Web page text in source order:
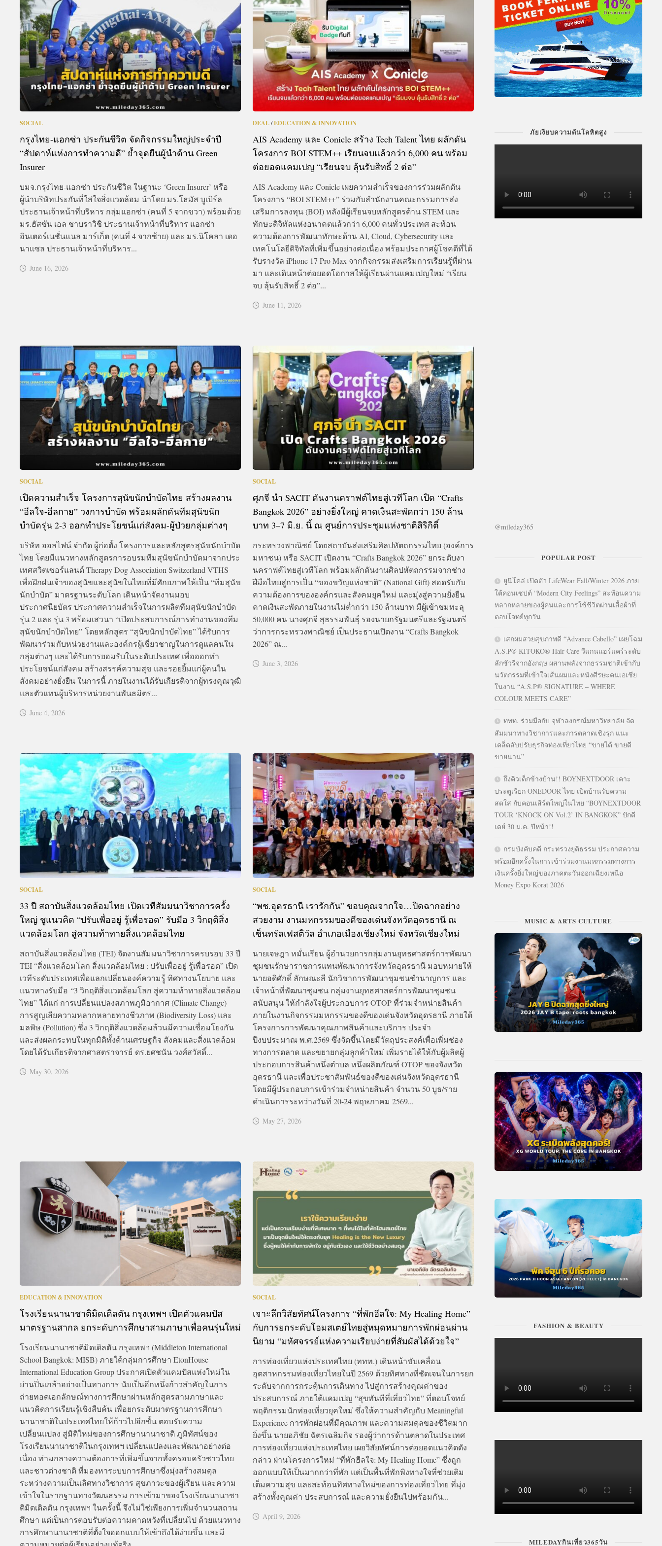
ACTIVITIES
&
EVENT
DEAL
SOCIAL
กรุงไทย-แอกซ่า ประกันชีวิต จัดกิจกรรมใหญ่ประจำปี
“สัปดาห์แห่งการทำความดี” ย้ำจุดยืนผู้นำด้าน Green
Insurer
บมจ.กรุงไทย-แอกซ่า ประกันชีวิต ในฐานะ ‘Green Insurer’ หรือ
ผู้นำบริษัทประกันที่ใส่ใจสิ่งแวดล้อม นำโดย มร.โธมัส บูเบิร์ล
ประธานเจ้าหน้าที่บริหาร กลุ่มแอกซ่า (คนที่ 5 จากขวา) พร้อมด้วย
มร.ฮัสซัน เอล ชาบราวิชิ ประธานเจ้าหน้าที่บริหาร แอกซ่า
อินเตอร์เนชั่นแนล มาร์เก็ต (คนที่ 4 จากซ้าย) และ มร.นิโคลา เดอ
นาแซล ประธานเจ้าหน้าที่บริหาร...
June 16, 2026
DEAL/EDUCATION & INNOVATION
AIS Academy และ Conicle สร้าง Tech Talent ไทย ผลักดัน
โครงการ BOI STEM++ เรียนจบแล้วกว่า 6,000 คน พร้อม
ต่อยอดแคมเปญ “เรียนจบ ลุ้นรับสิทธิ์ 2 ต่อ”
AIS Academy และ Conicle เผยความสำเร็จของการร่วมผลักดัน
โครงการ “BOI STEM++” ร่วมกับสำนักงานคณะกรรมการส่ง
เสริมการลงทุน (BOI) หลังมีผู้เรียนจบหลักสูตรด้าน STEM และ
ทักษะดิจิทัลแห่งอนาคตแล้วกว่า 6,000 คนทั่วประเทศ สะท้อน
ความต้องการพัฒนาทักษะด้าน AI, Cloud, Cybersecurity และ
เทคโนโลยีดิจิทัลที่เพิ่มขึ้นอย่างต่อเนื่อง พร้อมประกาศผู้โชคดีที่ได้
รับรางวัล iPhone 17 Pro Max จากกิจกรรมส่งเสริมการเรียนรู้ที่ผ่าน
มา และเดินหน้าต่อยอดโอกาสให้ผู้เรียนผ่านแคมเปญใหม่ “เรียน
จบ ลุ้นรับสิทธิ์ 2 ต่อ”...
June 11, 2026
SOCIAL
เปิดความสำเร็จ โครงการสุนัขนักบำบัดไทย สร้างผลงาน
“ฮีลใจ-ฮีลกาย” วงการบำบัด พร้อมผลักดันทีมสุนัขนัก
บำบัดรุ่น 2-3 ออกทำประโยชน์แก่สังคม-ผู้ป่วยกลุ่มต่างๆ
บริษัท ออลไฟน์ จำกัด ผู้ก่อตั้ง โครงการและหลักสูตรสุนัขนักบำบัด
ไทย โดยมีแนวทางหลักสูตรการอบรมทีมสุนัขนักบำบัดมาจากประ
เทศสวิตเซอร์แลนด์ Therapy Dog Association Switzerland VTHS
เพื่อฝึกฝนเจ้าของสุนัขและสุนัขในไทยที่มีศักยภาพให้เป็น “ทีมสุนัข
นักบำบัด” มาตรฐานระดับโลก เดินหน้าจัดงานมอบ
ประกาศนียบัตร ประกาศความสำเร็จในการผลิตทีมสุนัขนักบำบัด
รุ่น 2 และ รุ่น 3 พร้อมเสวนา “เปิดประสบการณ์การทำงานของทีม
สุนัขนักบำบัดไทย” โดยหลักสูตร “สุนัขนักบำบัดไทย” ได้รับการ
พัฒนาร่วมกับหน่วยงานและองค์กรผู้เชี่ยวชาญในการดูแลคนใน
กลุ่มต่างๆ และได้รับการยอมรับในระดับประเทศ เพื่อออกทำ
ประโยชน์แก่สังคม สร้างสรรค์ความสุข และรอยยิ้มแก่ผู้คนใน
สังคมอย่างยั่งยืน ในการนี้ ภายในงานได้รับเกียรติจากผู้ทรงคุณวุฒิ
และตัวแทนผู้บริหารหน่วยงานพันธมิตร...
June 4, 2026
SOCIAL
ศุภจี นำ SACIT ดันงานคราฟต์ไทยสู่เวทีโลก เปิด “Crafts
Bangkok 2026” อย่างยิ่งใหญ่ คาดเงินสะพัดกว่า 150 ล้าน
บาท 3–7 มิ.ย. นี้ ณ ศูนย์การประชุมแห่งชาติสิริกิติ์
กระทรวงพาณิชย์ โดยสถาบันส่งเสริมศิลปหัตถกรรมไทย (องค์การ
มหาชน) หรือ SACIT เปิดงาน “Crafts Bangkok 2026” ยกระดับงา
นคราฟต์ไทยสู่เวทีโลก พร้อมผลักดันงานศิลปหัตถกรรมจากช่าง
ฝีมือไทยสู่การเป็น “ของขวัญแห่งชาติ” (National Gift) สอดรับกับ
ความต้องการขององค์กรและสังคมยุคใหม่ และมุ่งสู่ความยั่งยืน
คาดเงินสะพัดภายในงานไม่ต่ำกว่า 150 ล้านบาท มีผู้เข้าชมทะลุ
50,000 คน นางศุภจี สุธรรมพันธุ์ รองนายกรัฐมนตรีและรัฐมนตรี
ว่าการกระทรวงพาณิชย์ เป็นประธานเปิดงาน “Crafts Bangkok
2026” ณ...
June 3, 2026
SOCIAL
33 ปี สถาบันสิ่งแวดล้อมไทย เปิดเวทีสัมมนาวิชาการครั้ง
ใหญ่ ชูแนวคิด “ปรับเพื่ออยู่ รู้เพื่อรอด” รับมือ 3 วิกฤติสิ่ง
แวดล้อมโลก สู่ความท้าทายสิ่งแวดล้อมไทย
สถาบันสิ่งแวดล้อมไทย (TEI) จัดงานสัมมนาวิชาการครบรอบ 33 ปี
TEI “สิ่งแวดล้อมโลก สิ่งแวดล้อมไทย : ปรับเพื่ออยู่ รู้เพื่อรอด” เปิด
เวทีระดับประเทศเพื่อแลกเปลี่ยนองค์ความรู้ ทิศทางนโยบาย และ
แนวทางรับมือ “3 วิกฤติสิ่งแวดล้อมโลก สู่ความท้าทายสิ่งแวดล้อม
ไทย” ได้แก่ การเปลี่ยนแปลงสภาพภูมิอากาศ (Climate Change)
การสูญเสียความหลากหลายทางชีวภาพ (Biodiversity Loss) และ
มลพิษ (Pollution) ซึ่ง 3 วิกฤติสิ่งแวดล้อมล้วนมีความเชื่อมโยงกัน
และส่งผลกระทบในทุกมิติทั้งด้านเศรษฐกิจ สังคมและสิ่งแวดล้อม
โดยได้รับเกียรติจากศาสตราจารย์ ดร.ยศชนัน วงศ์สวัสดิ์...
May 30, 2026
SOCIAL
“พช.อุดรธานี เรารักกัน” ขอบคุณจากใจ…ปิดฉากอย่าง
สวยงาม งานมหกรรมของดีของเด่นจังหวัดอุดรธานี ณ
เซ็นทรัลเฟสติวัล อำเภอเมืองเชียงใหม่ จังหวัดเชียงใหม่
นายเจษฎา หมั่นเรียน ผู้อำนวยการกลุ่มงานยุทธศาสตร์การพัฒนา
ชุมชนรักษาราชการแทนพัฒนาการจังหวัดอุดรธานี มอบหมายให้
นายอดิศักดิ์ ลักษณะสี นักวิชาการพัฒนาชุมชนชำนาญการ และ
เจ้าหน้าที่พัฒนาชุมชน กลุ่มงานยุทธศาสตร์การพัฒนาชุมชน
สนับสนุน ให้กำลังใจผู้ประกอบการ OTOP ที่ร่วมจำหน่ายสินค้า
ภายในงานกิจกรรมมหกรรมของดีของเด่นจังหวัดอุดรธานี ภายใต้
โครงการการพัฒนาคุณภาพสินค้าและบริการ ประจำ
ปีงบประมาณ พ.ศ.2569 ซึ่งจัดขึ้นโดยมีวัตถุประสงค์เพื่อเพิ่มช่อง
ทางการตลาด และขยายกลุ่มลูกค้าใหม่ เพิ่มรายได้ให้กับผู้ผลิตผู้
ประกอบการสินค้าหนึ่งตำบล หนึ่งผลิตภัณฑ์ OTOP ของจังหวัด
อุดรธานี และเพื่อประชาสัมพันธ์ของดีของเด่นจังหวัดอุดรธานี
โดยมีผู้ประกอบการเข้าร่วมจำหน่ายสินค้า จำนวน 50 บูธ/ราย
ดำเนินการระหว่างวันที่ 20-24 พฤษภาคม 2569...
May 27, 2026
EDUCATION & INNOVATION
โรงเรียนนานาชาติมิดเดิลตัน กรุงเทพฯ เปิดตัวแคมปัส
มาตรฐานสากล ยกระดับการศึกษาสามภาษาเพื่อคนรุ่นใหม่
โรงเรียนนานาชาติมิดเดิลตัน กรุงเทพฯ (Middleton International
School Bangkok: MISB) ภายใต้กลุ่มการศึกษา EtonHouse
International Education Group ประกาศเปิดตัวแคมปัสแห่งใหม่ใน
ย่านปิ่นเกล้าอย่างเป็นทางการ นับเป็นอีกหนึ่งก้าวสำคัญในการ
ถ่ายทอดเอกลักษณ์ทางการศึกษาผ่านหลักสูตรสามภาษาและ
แนวคิดการเรียนรู้เชิงสืบค้น เพื่อยกระดับมาตรฐานการศึกษา
นานาชาติในประเทศไทยให้ก้าวไปอีกขั้น ตอบรับความ
เปลี่ยนแปลง สู่มิติใหม่ของการศึกษานานาชาติ ภูมิทัศน์ของ
โรงเรียนนานาชาติในกรุงเทพฯ เปลี่ยนแปลงและพัฒนาอย่างต่อ
เนื่อง ท่ามกลางความต้องการที่เพิ่มขึ้นจากทั้งครอบครัวชาวไทย
และชาวต่างชาติ ที่มองหาระบบการศึกษาซึ่งมุ่งสร้างสมดุล
ระหว่างความเป็นเลิศทางวิชาการ สุขภาวะของผู้เรียน และความ
เข้าใจในรากฐานทางวัฒนธรรม การเข้ามาของโรงเรียนนานาชา
ติมิดเดิลตัน กรุงเทพฯ ในครั้งนี้ จึงไม่ใช่เพียงการเพิ่มจำนวนสถาน
ศึกษา แต่เป็นการตอบรับต่อความคาดหวังที่เปลี่ยนไป ด้วยแนวทาง
การศึกษานานาชาติที่ตั้งใจออกแบบให้เข้าถึงได้ง่ายขึ้น และมี
SOCIAL
เจาะลึกวิสัยทัศน์โครงการ “ที่พักฮีลใจ: My Healing Home”
กับการยกระดับโฮมสเตย์ไทยสู่หมุดหมายการพักผ่อนผ่าน
นิยาม “มหัศจรรย์แห่งความเรียบง่ายที่สัมผัสได้ด้วยใจ”
การท่องเที่ยวแห่งประเทศไทย (ททท.) เดินหน้าขับเคลื่อน
อุตสาหกรรมท่องเที่ยวไทยในปี 2569 ด้วยทิศทางที่ชัดเจนในการยก
ระดับจากการกระตุ้นการเดินทาง ไปสู่การสร้างคุณค่าของ
ประสบการณ์ ภายใต้แคมเปญ “สุขทันทีที่เที่ยวไทย” ที่ตอบโจทย์
พฤติกรรมนักท่องเที่ยวยุคใหม่ ซึ่งให้ความสำคัญกับ Meaningful
Experience การพักผ่อนที่มีคุณภาพ และความสมดุลของชีวิตมาก
ยิ่งขึ้น นายอภิชัย ฉัตรเฉลิมกิจ รองผู้ว่าการด้านตลาดในประเทศ
การท่องเที่ยวแห่งประเทศไทย เผยวิสัยทัศน์การต่อยอดแนวคิดดัง
กล่าว ผ่านโครงการใหม่ “ที่พักฮีลใจ: My Healing Home” ซึ่งถูก
ออกแบบให้เป็นมากกว่าที่พัก แต่เป็นพื้นที่พักพิงทางใจที่ช่วยเติม
เต็มความสุข และสะท้อนทิศทางใหม่ของการท่องเที่ยวไทย ที่มุ่ง
สร้างทั้งคุณค่า ประสบการณ์ และความยั่งยืนไปพร้อมกัน...
April 9, 2026
ภัยเงียบความดันโลหิตสูง
@mileday365
POPULAR POST
ยูนิโคล่ เปิดตัว LifeWear Fall/Winter 2026 ภาย
ใต้คอนเซปต์ “Modern City Feelings” สะท้อนความ
หลากหลายของผู้คนและการใช้ชีวิตผ่านเสื้อผ้าที่
ตอบโจทย์ทุกวัน
เสกผมสวยสุขภาพดี “Advance Cabello” เผยโฉม
A.S.P® KITOKO® Hair Care วีแกนแฮร์แคร์ระดับ
ลักชัวรีจากอังกฤษ ผสานพลังจากธรรมชาติเข้ากับ
นวัตกรรมที่เข้าใจเส้นผมและหนังศีรษะคนเอเชีย
ในงาน “A.S.P® SIGNATURE – WHERE
COLOUR MEETS CARE”
ททท. ร่วมมือกับ จุฬาลงกรณ์มหาวิทยาลัย จัด
สัมมนาทางวิชาการและการตลาดเชิงรุก แนะ
เคล็ดลับปรับธุรกิจท่องเที่ยวไทย “ขายได้ ขายดี
ขายนาน”
ถึงคิวเด็กข้างบ้าน!! BOYNEXTDOOR เคาะ
ประตูเรียก ONEDOOR ไทย เปิดบ้านรับความ
สดใส กับคอนเสิร์ตใหญ่ในไทย “BOYNEXTDOOR
TOUR ‘KNOCK ON Vol.2’ IN BANGKOK” ปักดี
เดย์ 30 ม.ค. ปีหน้า!!
กรมบังคับคดี กระทรวงยุติธรรม ประกาศความ
พร้อมอีกครั้งในการเข้าร่วมงานมหกรรมทางการ
เงินครั้งยิ่งใหญ่ของภาคตะวันออกเฉียงเหนือ
Money Expo Korat 2026
MUSIC & ARTS CULTURE
FASHION & BEAUTY
MILEDAYกินเที่ยว365วัน